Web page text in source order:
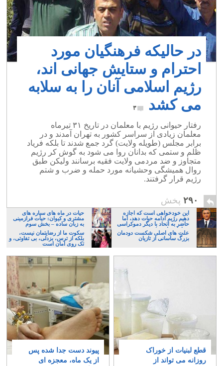
در حالیکه فرهنگیان مورد
احترام و ستایش جهانی اند،
رژیم اسلامی آنان را به سلابه
می کشد
۳
رفتار حیوانی رژیم با معلمان در تاریخ ۳۱ تیرماه
معلمان زیادی از سراسر کشور به تهران آمدند و در
برابر مجلس (طویله ولایت) گرد جمع شدند تا بلکه فریاد
ظلم و ستمی که بدانان روا می شود به گوش کر رژیم
متجاوز و ضد مردمی ولایت فقیه برسانند ولیکن طبق
روال همیشگی وحشیانه مورد حمله و ضرب و شتم
رژیم قرار گرفتند.
۲۹۰ پخش
این خودخواهی است که اجازه
دهیم رژیم ادامه حیات دهد، اما
حاضر به اتحاد با دیگر دموکراسی
خواهان نباشیم!
حیات در ماه های سیاره های
مشتری و کیوان: حیات فرازمینی
به زبان ساده – بخش سوم
علت های اصلی شکست دودمان
بزرگ ساسانی از تازیان
سکوت ما از رضایتمان نیست،
بلکه از ترس، بزدلی، بی تفاوتی، و
تک روی امان است
قطع لبنیات از خوراک
روزانه می تواند از
پیوند دست جدا شده پس
از یک ماه، معجزه ای